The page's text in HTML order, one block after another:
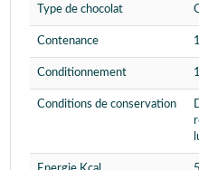
Type de chocolat
Contenance
Conditionnement
Conditions de conservation